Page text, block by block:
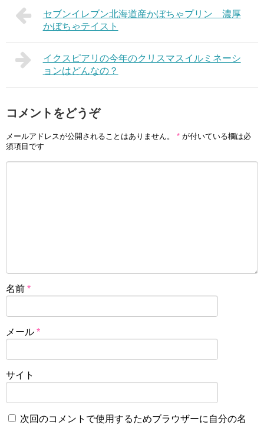
セブンイレブン北海道産かぼちゃプリン 濃厚
かぼちゃテイスト
イクスピアリの今年のクリスマスイルミネーシ
ョンはどんなの？
コメントをどうぞ
メールアドレスが公開されることはありません。 * が付いている欄は必
須項目です
名前 *
メール *
サイト
次回のコメントで使用するためブラウザーに自分の名